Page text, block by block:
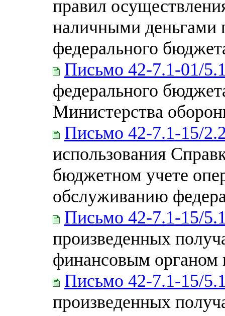
правил
наличными деньгами
федерального
Письмо 42-7.1-01/
федерального
Министерства
Письмо 42-7.1-15/
использования
бюджетном учете
обслуживанию
Письмо 42-7.1-15/
произведенных
финансовым органом
Письмо 42-7.1-15/
произведенных